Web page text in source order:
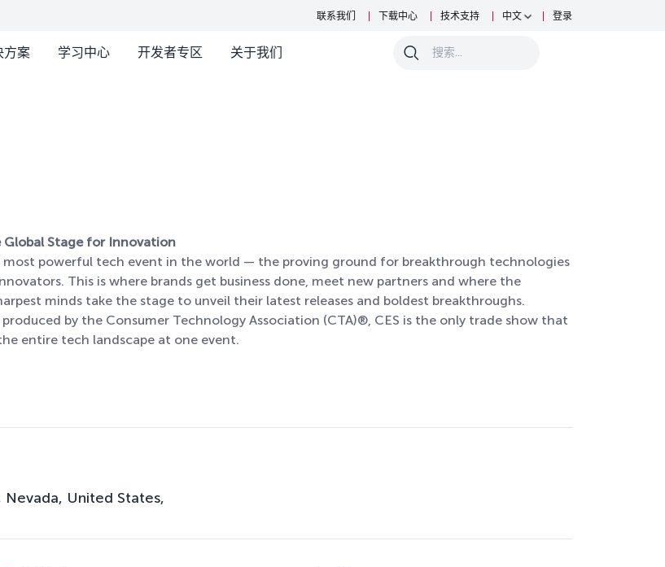
联系我们 下载中心 技术支持 中文 登录
方案 学习中心 开发者专区 关于我们 0
Global Stage for Innovation
most powerful tech event in the world — the proving ground for breakthrough technologies
This is where brands get business done, meet new partners and where the
minds take the stage to unveil their latest releases and boldest breakthroughs.
by the Consumer Technology Association (CTA)®, CES is the only trade show that
entire tech landscape at one event.
Nevada, United States,